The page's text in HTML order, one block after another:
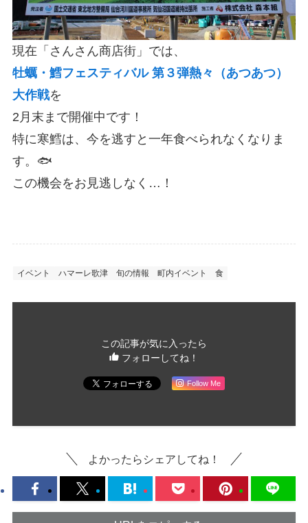
現在「さんさん商店街」では、
牡蠣・鱈フェスティバル 第３弾熱々（あつあつ）
大作戦を
2月末まで開催中です！
特に寒鱈は、今を逃すと一年食べられなくなりま
す。🐟
この機会をお見逃しなく…！
イベント ハマーレ歌津 旬の情報 町内イベント 食
この記事が気に入ったら
フォローしてね！
Follow Me
よかったらシェアしてね！